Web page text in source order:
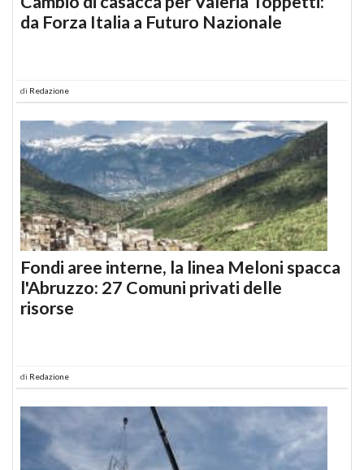
da Forza Italia a Futuro Nazionale
di Redazione
Fondi aree interne, la linea Meloni spacca
l'Abruzzo: 27 Comuni privati delle
risorse
di Redazione